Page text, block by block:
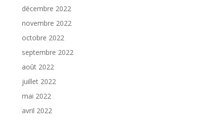
décembre 2022
novembre 2022
octobre 2022
septembre 2022
août 2022
juillet 2022
mai 2022
avril 2022